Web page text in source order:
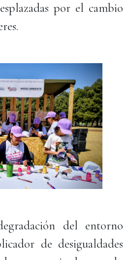
por el cambio
del entorno
de desigualdades